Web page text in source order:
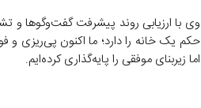
وی با ارزیابی روند پیشرفت گفت‌و‌گو‌ها و
حکم یک خانه را دارد؛ ما اکنون پی‌ریزی و
اما زیربنای موفقی را پایه‌گذاری کرده‌ایم.